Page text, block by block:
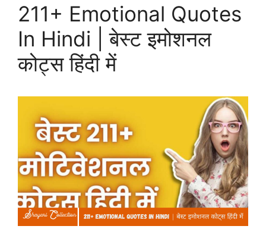
211+ Emotional Quotes
In Hindi | बेस्ट इमोशनल
कोट्स हिंदी में